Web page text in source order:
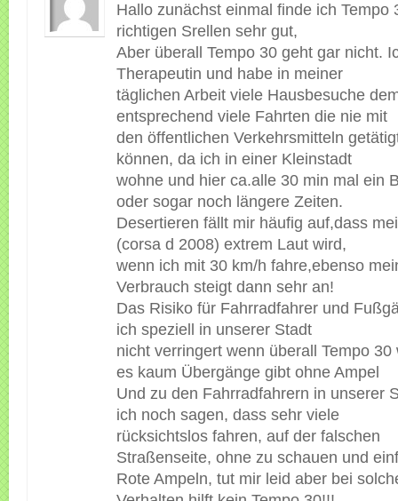
Hallo zunächst einmal finde ich Tempo
richtigen Srellen sehr gut,
Aber überall Tempo 30 geht gar nicht.
Therapeutin und habe in meiner
täglichen Arbeit viele Hausbesuche
entsprechend viele Fahrten die nie mit
den öffentlichen Verkehrsmitteln
können, da ich in einer Kleinstadt
wohne und hier ca.alle 30 min mal ein
oder sogar noch längere Zeiten.
Desertieren fällt mir häufig auf,dass
(corsa d 2008) extrem Laut wird,
wenn ich mit 30 km/h fahre,ebenso
Verbrauch steigt dann sehr an!
Das Risiko für Fahrradfahrer und
ich speziell in unserer Stadt
nicht verringert wenn überall Tempo 30
es kaum Übergänge gibt ohne Ampel
Und zu den Fahrradfahrern in unserer
ich noch sagen, dass sehr viele
rücksichtslos fahren, auf der falschen
Straßenseite, ohne zu schauen und
Rote Ampeln, tut mir leid aber bei